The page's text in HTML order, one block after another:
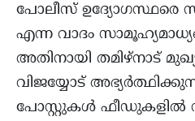
പോലീസ് ഉദ്യോഗസ്ഥരെ
എന്ന വാദം
അതിനായി തമിഴ്നാട്
വിജയ്യോട്
പോസ്റ്റുകൾ ഫീഡുകളിൽ